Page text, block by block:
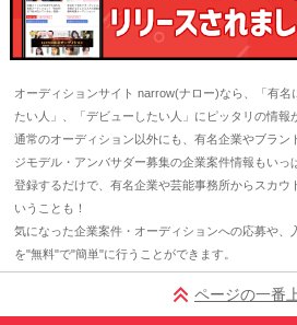
オーディションサイト narrow(ナロー)なら、「有名
たい人」、「デビューしたい人」にピッタリの情報
通常のオーディション以外にも、有名企業やブラン
ジモデル・アンバサダー募集の企業案件情報もいっ
登録するだけで、有名企業や芸能事務所からスカウ
いうことも！
気になった企業案件・オーディションへの応募や、
を"無料"で"簡単"に行うことができます。
ページの一番